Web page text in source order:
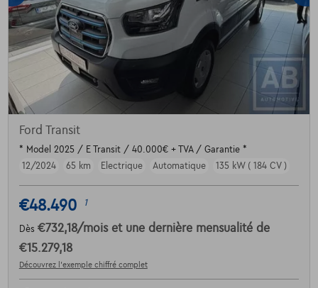
Ford Transit
* Model 2025 / E Transit / 40.000€ + TVA / Garantie *
12/2024
65 km Electrique Automatique 135 kW ( 184 CV )
€48.490 1
Dès €732,18/mois et une dernière mensualité de
€15.279,18
Découvrez l’exemple chiffré complet